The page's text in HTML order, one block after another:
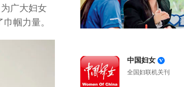
广大妇女
帼力量。
中国妇女
全国妇联机关刊